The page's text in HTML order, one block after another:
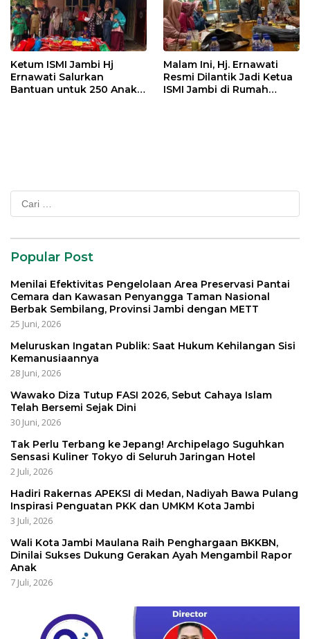
Ketum ISMI Jambi Hj
Ernawati Salurkan
Bantuan untuk 250 Anak
Malam Ini, Hj. Ernawati
Resmi Dilantik Jadi Ketua
ISMI Jambi di Rumah
Popular Post
Menilai Efektivitas Pengelolaan Area Preservasi Pantai
Cemara dan Kawasan Penyangga Taman Nasional
Berbak Sembilang, Provinsi Jambi dengan METT
25 Juni, 2026
Meluruskan Ingatan Publik: Saat Hukum Kehilangan Sisi
Kemanusiaannya
28 Juni, 2026
Wawako Diza Tutup FASI 2026, Sebut Cahaya Islam
Telah Bersemi Sejak Dini
30 Juni, 2026
Tak Perlu Terbang ke Jepang! Archipelago Suguhkan
Sensasi Kuliner Tokyo di Seluruh Jaringan Hotel
2 Juli, 2026
Hadiri Rakernas APEKSI di Medan, Nadiyah Bawa Pulang
Inspirasi Penguatan PKK dan UMKM Kota Jambi
3 Juli, 2026
Wali Kota Jambi Maulana Raih Penghargaan BKKBN,
Dinilai Sukses Dukung Gerakan Ayah Mengambil Rapor
Anak
7 Juli, 2026